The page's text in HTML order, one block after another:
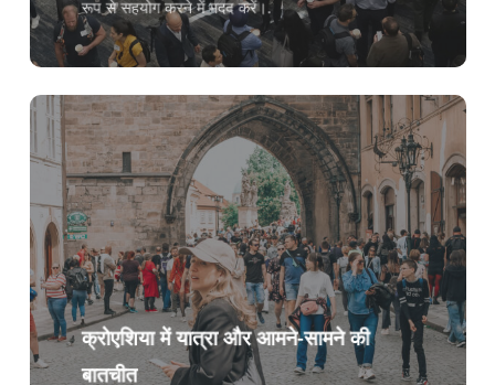
रूप से सहयोग करने में मदद करें।.
क्रोएशिया में यात्रा और आमने-सामने की
बातचीत